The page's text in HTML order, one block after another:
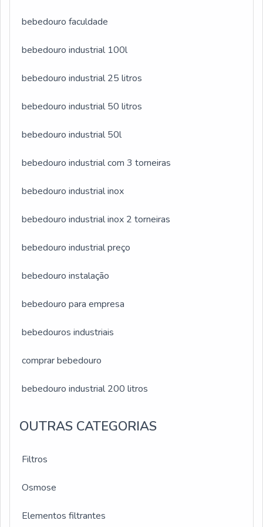
profissionais com vasta experiência na área de
ponta a ponta.
bebedouro faculdade
bebedouro industrial 100l
bebedouro industrial 25 litros
bebedouro industrial 50 litros
bebedouro industrial 50l
bebedouro industrial com 3 torneiras
bebedouro industrial inox
bebedouro industrial inox 2 torneiras
bebedouro industrial preço
bebedouro instalação
bebedouro para empresa
bebedouros industriais
comprar bebedouro
bebedouro industrial 200 litros
OUTRAS CATEGORIAS
Filtros
Osmose
Elementos filtrantes